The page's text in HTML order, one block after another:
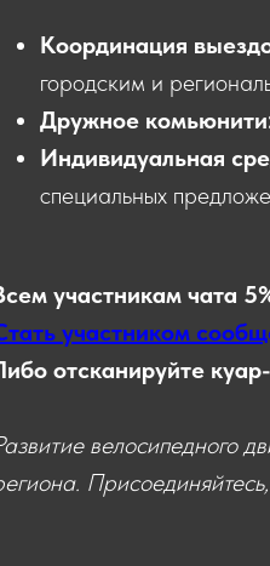
Координация
городским и
Дружное
Индивидуальная
специальных
участникам чата
участником
отсканируйте
велосипедного